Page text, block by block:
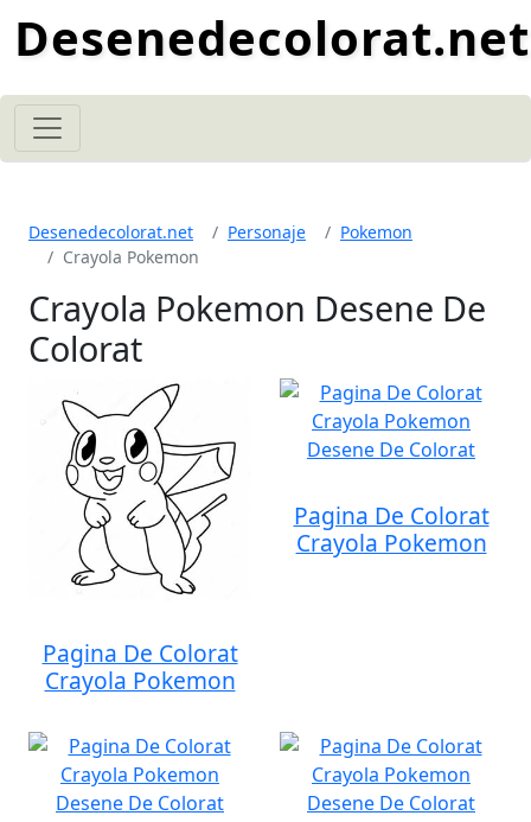
Desenedecolorat.net
Desenedecolorat.net Personaje
Pokemon
Crayola Pokemon
Crayola Pokemon Desene De
Colorat
Pagina De Colorat
Crayola Pokemon
Pagina De Colorat
Crayola Pokemon